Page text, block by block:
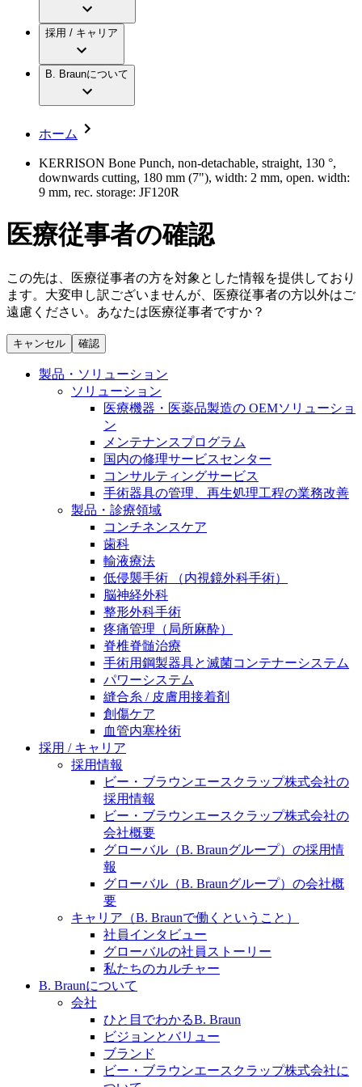
製品・診療領域
歯科
低侵襲手術 （内視鏡外科手術）
脊椎脊髄治療
手術用鋼製器具と滅菌コンテナーシステム
縫合糸 / 皮膚用接着剤
創傷ケア
ソリューション
製品・診療領域
製品ポートフォリオ​
こちらの製品ポートフォリオからも、製品をお探しい
ただくことができます。
販売代理店さま向け情報​
お問合せ先、価格情報、E-Shopのご案内など販売店さ
ま向けの情報スペースです。
アクトリーン ハイライト カテ
アクトリーン ハイライト セット
疾患・症状
膝関節の構造とその疾患
身体の中で最も大きい関節である膝関節。日常の生活
を支える、その機能や特徴とは？傷めてしまった場合
には、どのような治療の選択肢があるのでしょう。
水頭症について
「水頭症」とはどのような疾患なのでしょう。成人に
多い水頭症と、小児に多い水頭症の特徴と症状、検査
や治療法など「水頭症」の概要を知っていただくこと
ができます。
報
要
キャリア（B. Braunで働くということ）
私たちのカルチャー
採用情報
キャリア（B. Braunで働くということ）
ビー・ブラウンエースクラッﾌﾟで新たな可能性を見つ
けませんか？現在募集中のポジションをご覧いただけ
ます。
ついて
イノベーション
私たちの責任
多様性
お問合せ
お問合せフォーム
取材・撮影のお申込み
ニューススペース
ニュースリリース
医療従事者さま向けニュース
会社
私たちの責任
ニューススペース
エースクラップアカデミー
医療に携わるあらゆる方々に、学びと情報共有の場を
提供していくことを目指します。
お問合せフォームより、ご質問をお送りください。
採用 / キャリア
B. Braunについて
ホーム
KERRISON Bone Punch, non-detachable, straight, 130 °,
downwards cutting, 180 mm (7"), width: 2 mm, open. width:
9 mm, rec. storage: JF120R
医療従事者の確認
この先は、医療従事者の方を対象とした情報を提供しており
ます。大変申し訳ございませんが、医療従事者の方以外はご
遠慮ください。あなたは医療従事者ですか？
キャンセル 確認
製品・ソリューション
ソリューション
医療機器・医薬品製造の OEMソリューショ
ン
メンテナンスプログラム
国内の修理サービスセンター
コンサルティングサービス
手術器具の管理、再生処理工程の業務改善
製品・診療領域
コンチネンスケア
歯科
輸液療法
低侵襲手術 （内視鏡外科手術）
脳神経外科
整形外科手術
疼痛管理（局所麻酔）
脊椎脊髄治療
手術用鋼製器具と滅菌コンテナーシステム
パワーシステム
縫合糸 / 皮膚用接着剤
創傷ケア
血管内塞栓術
採用 / キャリア
採用情報
ビー・ブラウンエースクラップ株式会社の
採用情報
ビー・ブラウンエースクラップ株式会社の
会社概要
グローバル（B. Braunグループ）の採用情
報
グローバル（B. Braunグループ）の会社概
要
キャリア（B. Braunで働くということ）
社員インタビュー
グローバルの社員ストーリー
私たちのカルチャー
B. Braunについて
会社
ひと目でわかるB. Braun
ビジョンとバリュー
ブランド
ビー・ブラウンエースクラップ株式会社に